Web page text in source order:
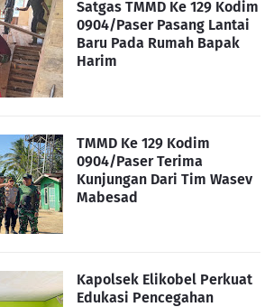
Satgas TMMD Ke 129 Kodim
0904/Paser Pasang Lantai
Baru Pada Rumah Bapak
Harim
TMMD Ke 129 Kodim
0904/Paser Terima
Kunjungan Dari Tim Wasev
Mabesad
Kapolsek Elikobel Perkuat
Edukasi Pencegahan